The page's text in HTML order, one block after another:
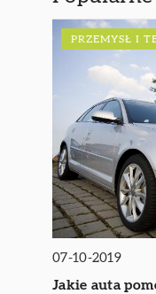
PRZEMYSŁ I
07-10-2019
Jakie auta